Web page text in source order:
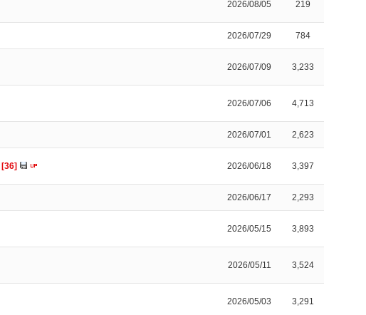
2026/08/05 219
2026/07/29 784
2026/07/09 3,233
2026/07/06 4,713
2026/07/01 2,623
[36] 2026/06/18 3,397
2026/06/17 2,293
2026/05/15 3,893
2026/05/11 3,524
2026/05/03 3,291